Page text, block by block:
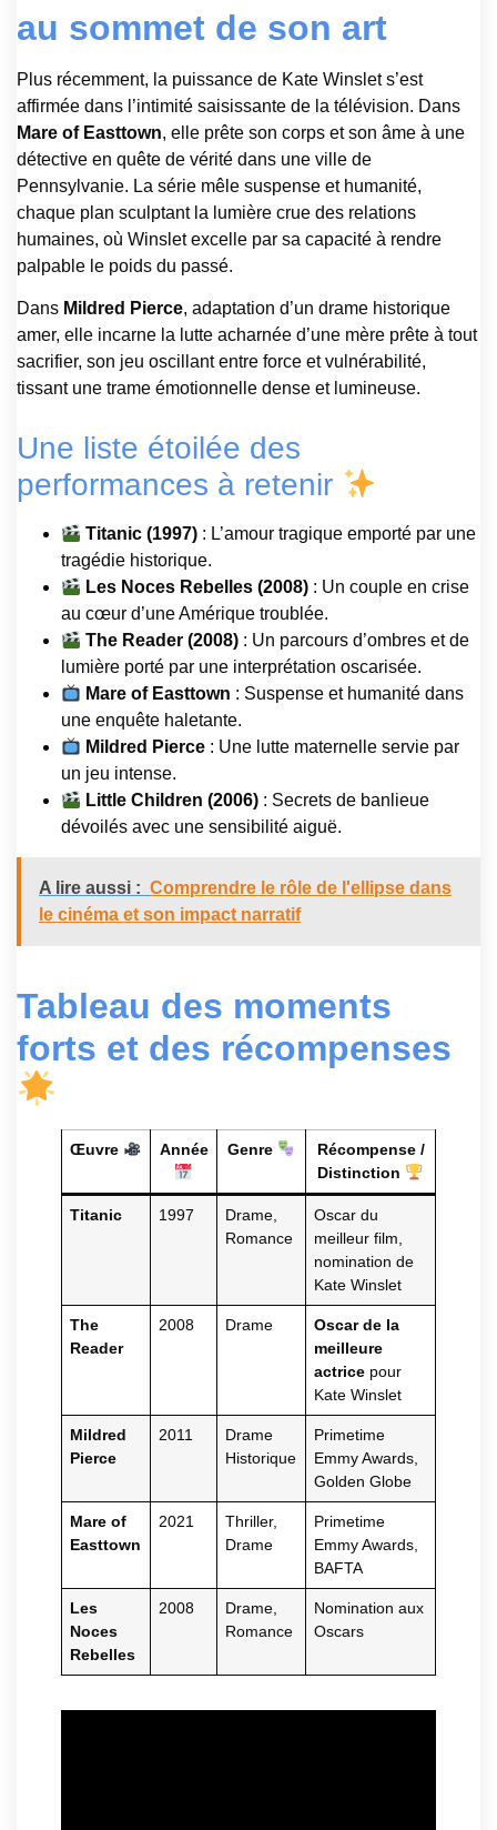
au sommet de son art
Plus récemment, la puissance de Kate Winslet s’est
affirmée dans l’intimité saisissante de la télévision. Dans
Mare of Easttown, elle prête son corps et son âme à une
détective en quête de vérité dans une ville de
Pennsylvanie. La série mêle suspense et humanité,
chaque plan sculptant la lumière crue des relations
humaines, où Winslet excelle par sa capacité à rendre
palpable le poids du passé.
Dans Mildred Pierce, adaptation d’un drame historique
amer, elle incarne la lutte acharnée d’une mère prête à tout
sacrifier, son jeu oscillant entre force et vulnérabilité,
tissant une trame émotionnelle dense et lumineuse.
Une liste étoilée des
performances à retenir
Titanic (1997) : L’amour tragique emporté par une
tragédie historique.
Les Noces Rebelles (2008) : Un couple en crise
au cœur d’une Amérique troublée.
The Reader (2008) : Un parcours d’ombres et de
lumière porté par une interprétation oscarisée.
Mare of Easttown : Suspense et humanité dans
une enquête haletante.
Mildred Pierce : Une lutte maternelle servie par
un jeu intense.
Little Children (2006) : Secrets de banlieue
dévoilés avec une sensibilité aiguë.
A lire aussi : Comprendre le rôle de l'ellipse dans
le cinéma et son impact narratif
Tableau des moments
forts et des récompenses
Œuvre Année Genre
Récompense /
Distinction
Titanic 1997
Drame,
Romance
Oscar du
meilleur film,
nomination de
Kate Winslet
The
Reader
2008 Drame
Oscar de la
meilleure
actrice pour
Kate Winslet
Mildred
Pierce
2011
Drame
Historique
Primetime
Emmy Awards,
Golden Globe
Mare of
Easttown
2021
Thriller,
Drame
Primetime
Emmy Awards,
BAFTA
Les
Noces
Rebelles
2008
Drame,
Romance
Nomination aux
Oscars